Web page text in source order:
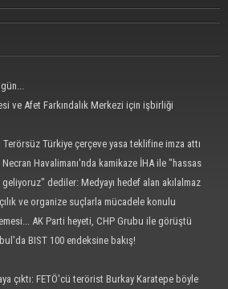
ve Afet Farkındalık Merkezi için işbirliği
Türkiye çerçeve yasa teklifine imza attı
Havalimanı'nda kamikaze İHA ile "hassas
dediler: Medyayı hedef alan akılalmaz
ve organize suçlarla mücadele konulu
AK Parti heyeti, CHP Grubu ile görüştü
BIST 100 endeksine bakış!
çıktı: FETÖ'cü terörist Burkay Karatepe böyle